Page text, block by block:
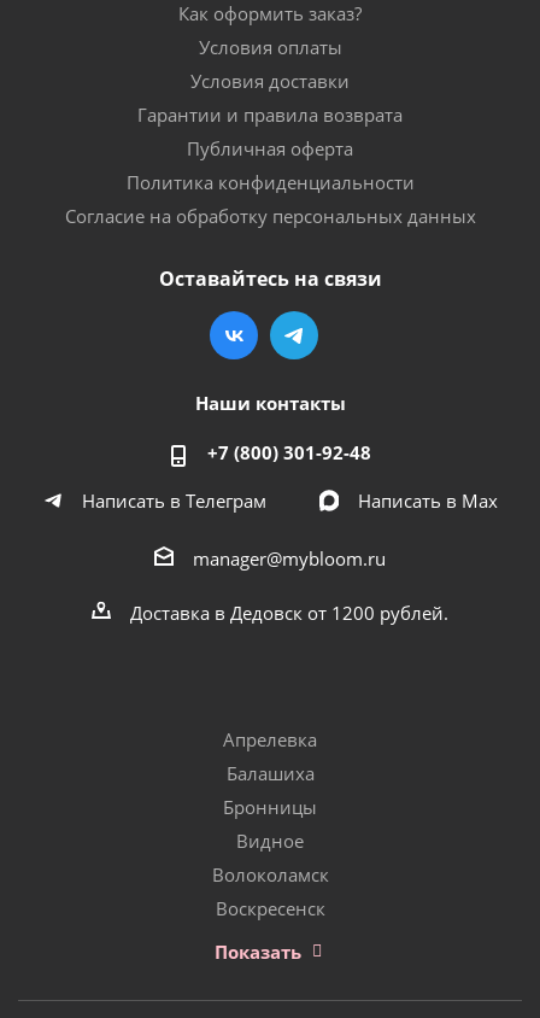
Как оформить заказ?
Условия оплаты
Условия доставки
Гарантии и правила возврата
Публичная оферта
Политика конфиденциальности
Согласие на обработку персональных данных
Оставайтесь на связи
Наши контакты
+7 (800) 301-92-48
Написать в Телеграм
Написать в Мах
manager@mybloom.ru
Доставка в Дедовск от 1200 рублей.
Апрелевка
Балашиха
Бронницы
Видное
Волоколамск
Воскресенск
Показать